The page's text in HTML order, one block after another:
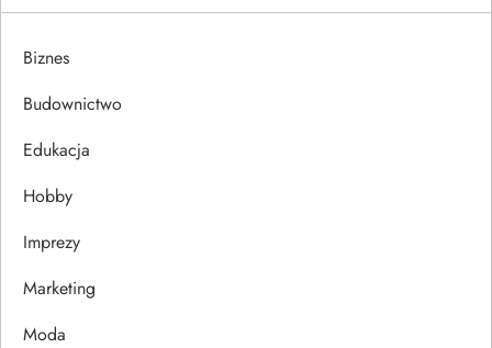
a
c
a
w
p
Biznes
Budownictwo
Edukacja
Hobby
Imprezy
Marketing
Moda